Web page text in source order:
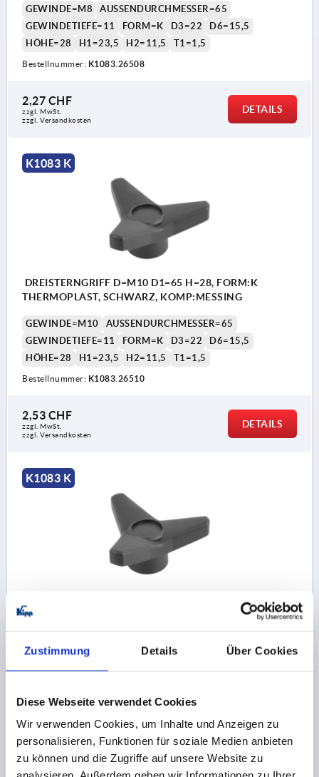
Zustimmung Details Über Cookies
Diese Webseite verwendet Cookies
Wir verwenden Cookies, um Inhalte und Anzeigen zu
personalisieren, Funktionen für soziale Medien anbieten
zu können und die Zugriffe auf unsere Website zu
GEWINDE=M8
AUSSENDURCHMESSER=65
GEWINDETIEFE=11
FORM=K D3=22
D6=15,5
HÖHE=28
H1=23,5 H2=11,5 T1=1,5
Bestellnummer: K1083.26508
2,27 CHF
zzgl. MwSt.
zzgl. Versandkosten
DETAILS
K1083 K
DREISTERNGRIFF D=M10 D1=65 H=28, FORM:K
THERMOPLAST, SCHWARZ, KOMP:MESSING
GEWINDE=M10
AUSSENDURCHMESSER=65
GEWINDETIEFE=11
FORM=K D3=22
D6=15,5
HÖHE=28
H1=23,5 H2=11,5 T1=1,5
Bestellnummer: K1083.26510
2,53 CHF
zzgl. MwSt.
zzgl. Versandkosten
DETAILS
K1083 K
THERMOPLAST, SCHWARZ, KOMP:MESSING
GEWINDETIEFE=14
FORM=K D3=30
D6=21
HÖHE=37
H1=30,5
3,72 CHF
zzgl. MwSt.
DETAILS